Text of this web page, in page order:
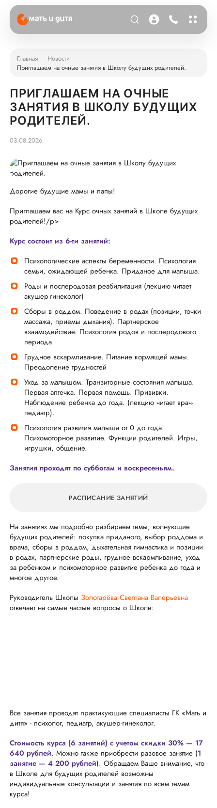
Главная
Новости
Приглашаем на очные занятия в Школу будущих родителей.
ПРИГЛАШАЕМ НА ОЧНЫЕ
ЗАНЯТИЯ В ШКОЛУ БУДУЩИХ
РОДИТЕЛЕЙ.
03.08.2026
Дорогие будущие мамы и папы!
Приглашаем вас на Курс очных занятий в Школе будущих
родителей!/p>
Курс состоит из 6-ти занятий:
Психологические аспекты беременности. Психология
семьи, ожидающей ребенка. Приданое для малыша.
Роды и послеродовая реабилитация (лекцию читает
акушер-гинеколог)
Сборы в роддом. Поведение в родах (позиции, точки
массажа, приемы дыхания). Партнерское
взаимодействие. Психология родов и послеродового
периода.
Грудное вскармливание. Питание кормящей мамы.
Преодоление трудностей
Уход за малышом. Транзиторные состояния малыша.
Первая аптечка. Первая помощь. Прививки.
Наблюдение ребенка до года. (лекцию читает врач-
педиатр).
Психология развития малыша от 0 до года.
Психомоторное развитие. Функции родителей. Игры,
игрушки, общение.
Занятия проходят по субботам и воскресеньям.
РАСПИСАНИЕ ЗАНЯТИЙ
На занятиях мы подробно разбираем темы, волнующие
будущих родителей: покупка приданого, выбор роддома и
врача, сборы в роддом, дыхательная гимнастика и позиции
в родах, партнерские роды, грудное вскармливание, уход
за ребенком и психомоторное развитие ребенка до года и
многое другое.
Руководитель Школы Золотарёва Светлана Валерьевна
отвечает на самые частые вопросы о Школе:
Все занятия проводят практикующие специалисты ГК «Мать и
дитя» - психолог, педиатр, акушер-гинеколог.
Стоимость курса (6 занятий) с учетом скидки 30% — 17
640 рублей. Можно также приобрести разовое занятие (1
занятие — 4 200 рублей). Обращаем Ваше внимание, что
в Школе для будущих родителей возможны
индивидуальные консультации и занятия по всем темам
курса!